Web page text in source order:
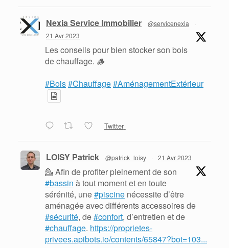
Nexia Service Immobilier @servicenexia
·
21 Avr 2023
Les conseils pour bien stocker son bois
de chauffage. 🪵
#Bois#Chauffage#AménagementExtérieur
Twitter
LOISY Patrick @patrick_loisy · 21 Avr 2023
💁 Afin de profiter pleinement de son
#bassin à tout moment et en toute
sérénité, une#piscine nécessite d’être
aménagée avec différents accessoires de
#sécurité, de#confort, d’entretien et de
#chauffage. https://proprietes-
privees.apibots.io/contents/65847?bot=103...